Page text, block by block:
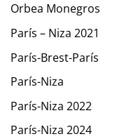
Orbea Monegros
París – Niza 2021
París-Brest-París
París-Niza
París-Niza 2022
París-Niza 2024